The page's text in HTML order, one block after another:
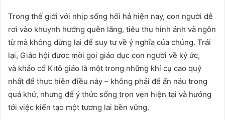
Trong thế giới với nhịp sống hối hả hiện nay, con người dễ
rơi vào khuynh hướng quên lãng, tiêu thụ hình ảnh và ngôn
từ mà không dừng lại để suy tư về ý nghĩa của chúng. Trái
lại, Giáo hội được mời gọi giáo dục con người về ký ức,
và khảo cổ Kitô giáo là một trong những khí cụ cao quý
nhất để thực hiện điều này – không phải để ẩn náu trong
quá khứ, nhưng để ý thức sống trọn vẹn hiện tại và hướng
tới việc kiến tạo một tương lai bền vững.